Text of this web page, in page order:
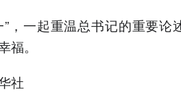
”，一起重温总书记的重要
福。
社